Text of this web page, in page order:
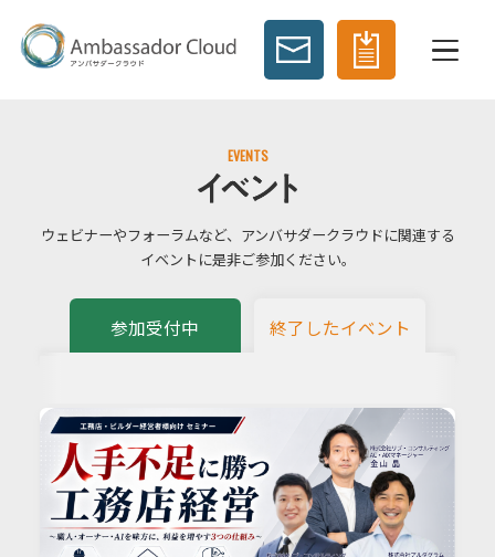
EVENTS
ウェビナーやフォーラムなど、アンバサダークラウドに関連する
イベントに是非ご参加ください。
参加受付中 終了したイベント